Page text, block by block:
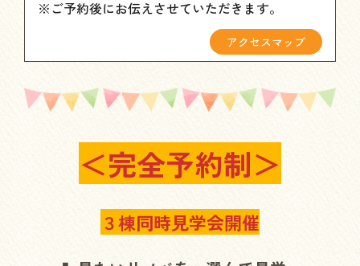
※ご予約後にお伝えさせていただきます。
アクセスマップ
＜完全予約制＞
３棟同時見学会開催